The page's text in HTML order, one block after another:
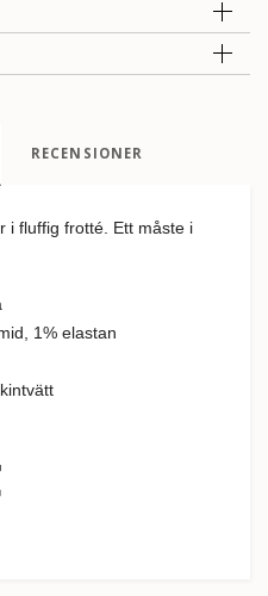
RECENSIONER
i fluffig frotté. Ett måste i
1% elastan